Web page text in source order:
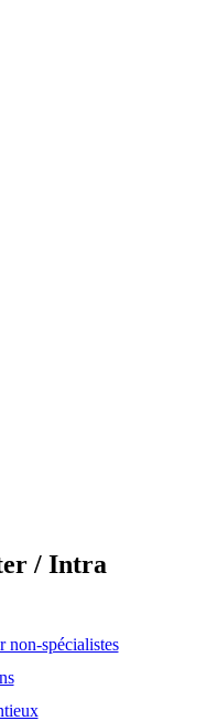
/ Intra
non-spécialistes